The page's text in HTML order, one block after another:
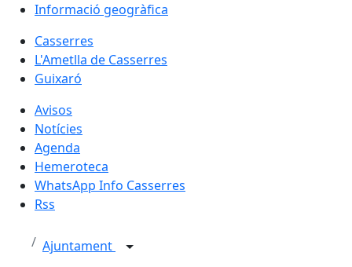
Informació geogràfica
Casserres
L'Ametlla de Casserres
Guixaró
Avisos
Notícies
Agenda
Hemeroteca
WhatsApp Info Casserres
Rss
Ajuntament